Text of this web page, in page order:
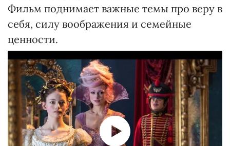
Фильм поднимает важные темы про веру в
себя, силу воображения и семейные
ценности.